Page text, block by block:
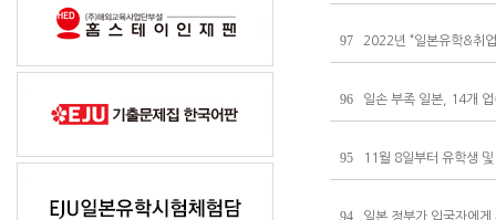
97 2022년 “일본유학&취
96 일손 부족 일본, 14개
95 11월 8일부터 유학생
94 일본 정부가 입국자에